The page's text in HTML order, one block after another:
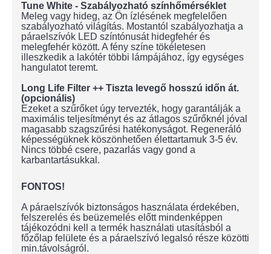
Tune White - Szabályozható színhőmérséklet
Meleg vagy hideg, az Ön ízlésének megfelelően
szabályozható világítás. Mostantól szabályozhatja a
páraelszívók LED színtónusát hidegfehér és
melegfehér között. A fény színe tökéletesen
illeszkedik a lakótér többi lámpájához, így egységes
hangulatot teremt.
Long Life Filter ++ Tiszta levegő hosszú időn át.
(opcionális)
Ezeket a szűrőket úgy tervezték, hogy garantálják a
maximális teljesítményt és az átlagos szűrőknél jóval
magasabb szagszűrési hatékonyságot. Regeneráló
képességüknek köszönhetően élettartamuk 3-5 év.
Nincs többé csere, pazarlás vagy gond a
karbantartásukkal.
FONTOS!
A páraelszívók biztonságos használata érdekében,
felszerelés és beüzemelés előtt mindenképpen
tájékozódni kell a termék használati utasításból a
főzőlap felülete és a páraelszívó legalsó része közötti
min.távolságról.